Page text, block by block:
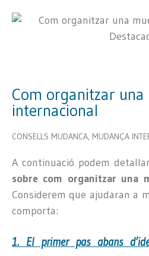
Com organitzar una
internacional
CONSELLS MUDANCA, MUDANÇA
A continuació podem
sobre com organitzar una
Considerem que ajudaran a
comporta:
1. El primer pas abans